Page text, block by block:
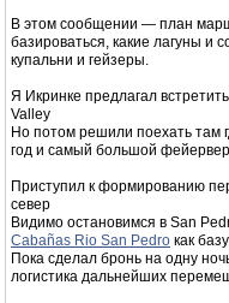
В этом сообщении — план
базироваться, какие лагуны и
купальни и гейзеры.
Я Икринке предлагал
Valley
Но потом решили поехать там
год и самый большой
Приступил к формированию
север
Видимо остановимся в San
Cabañas Rio San Pedro как
Пока сделал бронь на одну
логистика дальнейших